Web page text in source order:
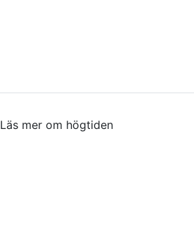
Läs mer om högtiden